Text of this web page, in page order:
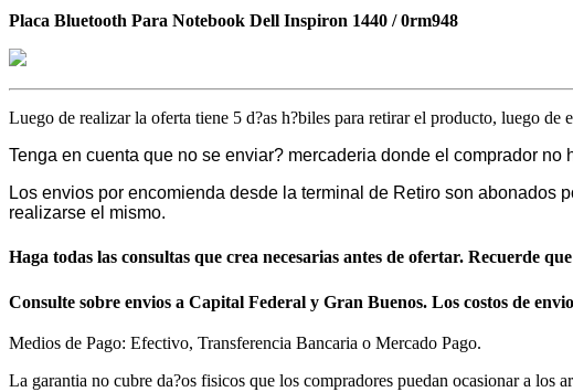
Placa Bluetooth Para Notebook Dell Inspiron 1440 / 0rm948
Luego de realizar la oferta tiene 5 d?as h?biles para retirar el producto, luego
Tenga en cuenta que no se enviar? mercaderia donde el comprador
Los envios por encomienda desde la terminal de Retiro son abonados
realizarse el mismo.
Haga todas las consultas que crea necesarias antes de ofertar. Recuerde
Consulte sobre envios a Capital Federal y Gran Buenos. Los costos de
Medios de Pago: Efectivo, Transferencia Bancaria o Mercado Pago.
La garantia no cubre da?os fisicos que los compradores puedan ocasionar a los